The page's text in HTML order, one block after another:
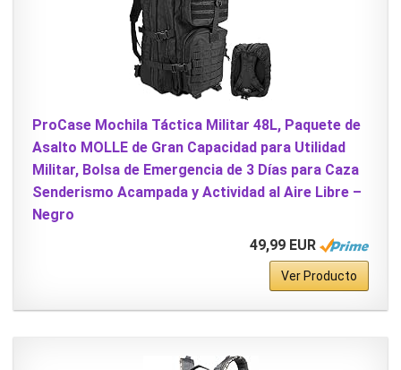
ProCase Mochila Táctica Militar 48L, Paquete de
Asalto MOLLE de Gran Capacidad para Utilidad
Militar, Bolsa de Emergencia de 3 Días para Caza
Senderismo Acampada y Actividad al Aire Libre –
Negro
49,99 EUR
Ver Producto